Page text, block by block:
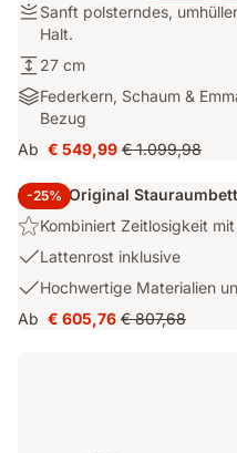
Sanft
polsterndes,
umhüllendes
Gefühl
mit
ausgewogenem
Halt.
Sanft polsterndes,
Halt.
27
cm
27 cm
Federkern,
Schaum
&
Emma
AirGrid®
Schicht
mit
UltraDry™-
Federkern, Schaum &
Bezug
Ab
Preis
€ 549,99
€ 549,99 Ursprünglicher
€ 1.099,98
€ 1.099,98
-25%
Emma Original Stauraumbett
Highlight:
Kombiniert
Zeitlosigkeit
mit
796
Kombiniert Zeitlosigkeit
USP
Lattenrost
inklusive
Lattenrost inklusive
USP
3:
Hochwertige
Hochwertige Materialien
Ab
Preis
€ 605,76 Ursprünglicher
€ 807,68